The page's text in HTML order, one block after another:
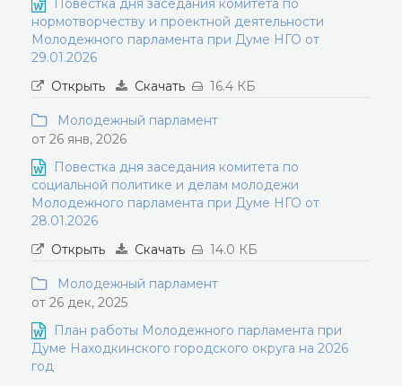
Повестка дня заседания комитета по
нормотворчеству и проектной деятельности
Молодежного парламента при Думе НГО от
29.01.2026
Открыть
Скачать 16.4 КБ
Молодежный парламент
от 26 янв, 2026
Повестка дня заседания комитета по
социальной политике и делам молодежи
Молодежного парламента при Думе НГО от
28.01.2026
Открыть
Скачать 14.0 КБ
Молодежный парламент
от 26 дек, 2025
План работы Молодежного парламента при
Думе Находкинского городского округа на 2026
год